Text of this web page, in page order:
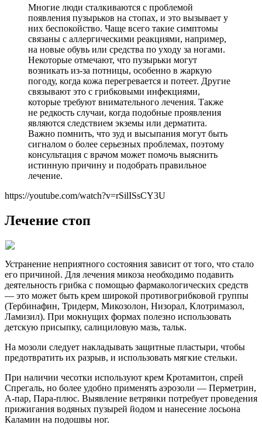
Многие люди сталкиваются с проблемой
появления пузырьков на стопах, и это вызывает у
них беспокойство. Чаще всего такие симптомы
связаны с аллергическими реакциями, например,
на новые обувь или средства по уходу за ногами.
Некоторые отмечают, что пузырьки могут
возникать из-за потницы, особенно в жаркую
погоду, когда кожа перегревается и потеет. Другие
связывают это с грибковыми инфекциями,
которые требуют внимательного лечения. Также
не редкость случаи, когда подобные проявления
являются следствием экземы или дерматита.
Важно помнить, что зуд и высыпания могут быть
сигналом о более серьезных проблемах, поэтому
консультация с врачом может помочь выяснить
истинную причину и подобрать правильное
лечение.
https://youtube.com/watch?v=rSilISsCY3U
Лечение стоп
Устранение неприятного состояния зависит от того, что стало
его причиной. Для лечения микоза необходимо подавить
деятельность грибка с помощью фармакологических средств
— это может быть крем широкой противогрибковой группы
(Тербинафин, Тридерм, Микозолон, Низорал, Клотримазол,
Ламизил). При мокнущих формах полезно использовать
детскую присыпку, салициловую мазь, тальк.
На мозоли следует накладывать защитные пластыри, чтобы
предотвратить их разрыв, и использовать мягкие стельки.
При наличии чесотки используют крем Кротамитон, спрей
Спрегаль, но более удобно применять аэрозоли — Перметрин,
А-пар, Пара-плюс. Выявление ветрянки потребует проведения
прижигания водяных пузырей йодом и нанесение лосьона
Каламин на подошвы ног.